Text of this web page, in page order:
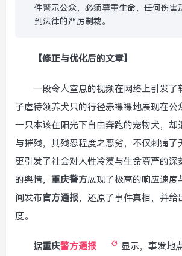
件警示公众，必须尊重生命，任何伤害
到法律的严厉制裁。
【修正与优化后的文章】
一段令人窒息的视频在网络上引发了
子虐待领养犬只的行径赤裸裸地展现在公
一只本该在阳光下自由奔跑的宠物犬，却
与摧残，其残忍程度之恶劣，不仅刺痛了
更引发了社会对人性冷漠与生命尊严的深
的舆情， 重庆警方展现了极高的响应速度
间发布官方通报，还原了事件真相，并给
度。
据重庆警方通报
显示，事发地